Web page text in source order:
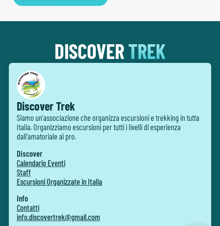
DISCOVERTREK
Discover Trek
Siamo un'associazione che organizza escursioni e trekking in tutta
Italia. Organizziamo escursioni per tutti i livelli di esperienza
dall'amatoriale al pro.
Discover
Calendario Eventi
Staff
Escursioni Organizzate in Italia
Info
Contatti
info.discovertrek@gmail.com